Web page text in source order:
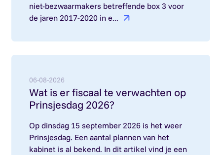
niet-bezwaarmakers betreffende box 3 voor
de jaren 2017-2020 in e...
Lees meer over: Wat is er fiscaal te verwachten
06-08-2026
Wat is er fiscaal te verwachten op
Prinsjesdag 2026?
Op dinsdag 15 september 2026 is het weer
Prinsjesdag. Een aantal plannen van het
kabinet is al bekend. In dit artikel vind je een